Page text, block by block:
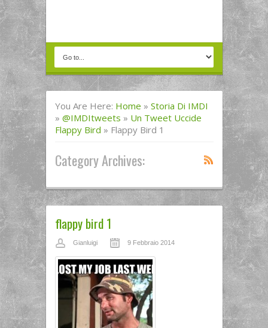
You Are Here: Home » Storia Di IMDI
» @IMDItweets » Un Tweet Uccide
Flappy Bird » Flappy Bird 1
Category Archives:
flappy bird 1
Gianluigi 9 Febbraio 2014